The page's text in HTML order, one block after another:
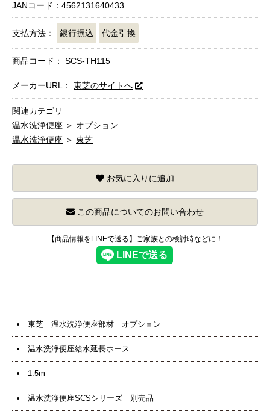
JANコード：4562131640433
支払方法： 銀行振込 代金引換
商品コード： SCS-TH115
メーカーURL： 東芝のサイトへ
関連カテゴリ
温水洗浄便座 ＞ オプション
温水洗浄便座 ＞ 東芝
お気に入りに追加
この商品についてのお問い合わせ
【商品情報をLINEで送る】ご家族との検討時などに！
東芝 温水洗浄便座部材 オプション
温水洗浄便座給水延長ホース
1.5m
温水洗浄便座SCSシリーズ 別売品